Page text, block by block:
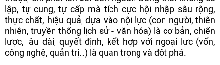
lập, tự cung, tự cấp mà tích cực hội nhập sâu rộng,
thực chất, hiệu quả, dựa vào nội lực (con người, thiên
nhiên, truyền thống lịch sử - văn hóa) là cơ bản, chiến
lược, lâu dài, quyết định, kết hợp với ngoại lực (vốn,
công nghệ, quản trị…) là quan trọng và đột phá.